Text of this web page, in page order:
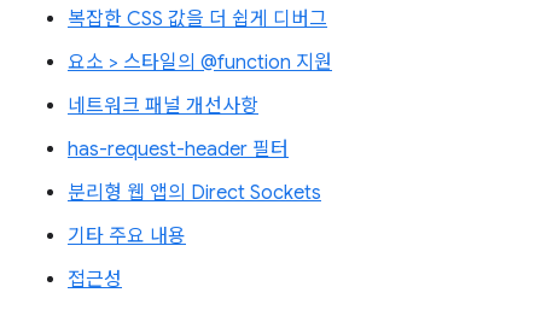
복잡한 CSS 값을 더 쉽게 디버그
요소 > 스타일의 @function 지원
네트워크 패널 개선사항
has-request-header 필터
분리형 웹 앱의 Direct Sockets
기타 주요 내용
접근성